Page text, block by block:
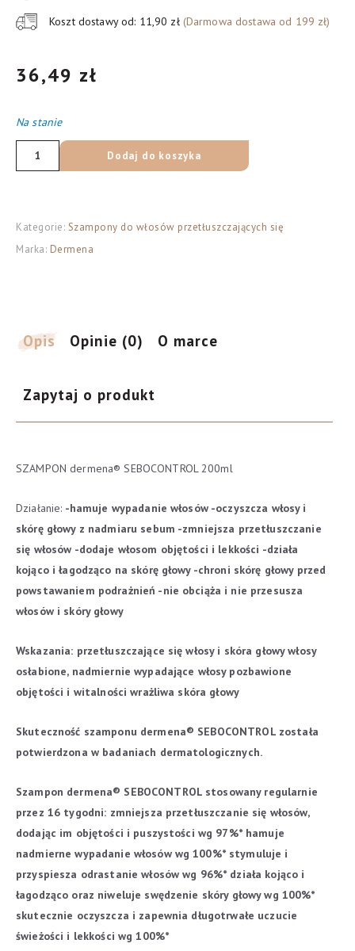
Koszt dostawy od: 11,90 zł (Darmowa dostawa od 199 zł)
36,49 zł
Na stanie
ilość
Dermena
Science
Szampon
przetłuszczających
się
nadmiernie
Dodaj do koszyka
Kategorie: Szampony do włosów przetłuszczających się
Marka: Dermena
Opis Opinie (0) O marce
Zapytaj o produkt
SZAMPON dermena® SEBOCONTROL 200ml
Działanie: -hamuje wypadanie włosów-oczyszcza włosy i
skórę głowy z nadmiaru sebum -zmniejsza przetłuszczanie
się włosów -dodaje włosom objętości i lekkości -działa
kojąco i łagodząco na skórę głowy-chroni skórę głowy przed
powstawaniem podrażnień -nie obciąża i nie przesusza
włosów i skóry głowy
Wskazania: przetłuszczające się włosy i skóra głowywłosy
osłabione, nadmiernie wypadające włosy pozbawione
objętości i witalności wrażliwa skóra głowy
Skuteczność szamponu dermena® SEBOCONTROL została
potwierdzona w badaniach dermatologicznych.
Szampon dermena® SEBOCONTROL stosowany regularnie
przez 16 tygodni: zmniejsza przetłuszczanie się włosów,
dodając im objętości i puszystości wg 97%*hamuje
nadmierne wypadanie włosów wg 100%*stymuluje i
przyspiesza odrastanie włosów wg 96%*działa kojąco i
łagodząco oraz niweluje swędzenie skóry głowy wg 100%*
skutecznie oczyszcza i zapewnia długotrwałe uczucie
świeżości i lekkości wg 100%*